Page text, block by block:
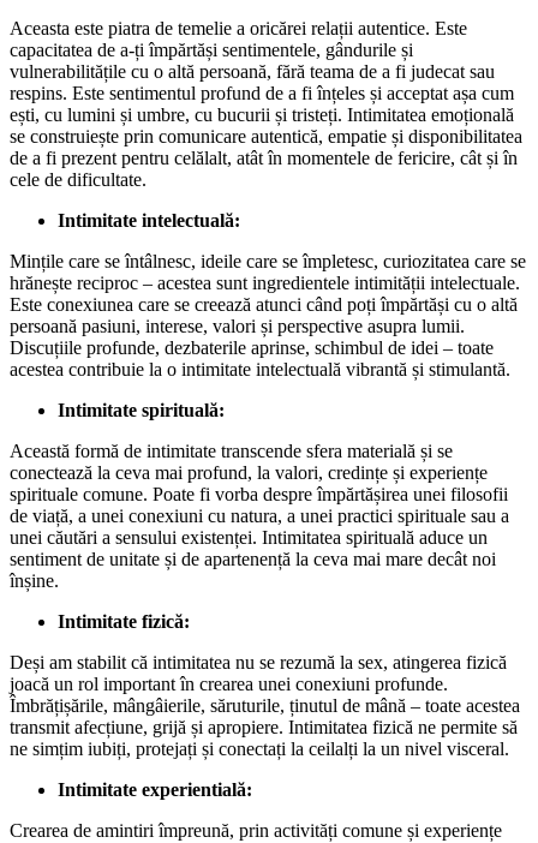
Aceasta este piatra de temelie a oricărei relații autentice. Este
capacitatea de a-ți împărtăși sentimentele, gândurile și
vulnerabilitățile cu o altă persoană, fără teama de a fi judecat sau
respins. Este sentimentul profund de a fi înțeles și acceptat așa cum
ești, cu lumini și umbre, cu bucurii și tristeți. Intimitatea emoțională
se construiește prin comunicare autentică, empatie și disponibilitatea
de a fi prezent pentru celălalt, atât în momentele de fericire, cât și în
cele de dificultate.
Intimitate intelectuală:
Mințile care se întâlnesc, ideile care se împletesc, curiozitatea care se
hrănește reciproc – acestea sunt ingredientele intimității intelectuale.
Este conexiunea care se creează atunci când poți împărtăși cu o altă
persoană pasiuni, interese, valori și perspective asupra lumii.
Discuțiile profunde, dezbaterile aprinse, schimbul de idei – toate
acestea contribuie la o intimitate intelectuală vibrantă și stimulantă.
Intimitate spirituală:
Această formă de intimitate transcende sfera materială și se
conectează la ceva mai profund, la valori, credințe și experiențe
spirituale comune. Poate fi vorba despre împărtășirea unei filosofii
de viață, a unei conexiuni cu natura, a unei practici spirituale sau a
unei căutări a sensului existenței. Intimitatea spirituală aduce un
sentiment de unitate și de apartenență la ceva mai mare decât noi
înșine.
Intimitate fizică:
Deși am stabilit că intimitatea nu se rezumă la sex, atingerea fizică
joacă un rol important în crearea unei conexiuni profunde.
Îmbrățișările, mângâierile, săruturile, ținutul de mână – toate acestea
transmit afecțiune, grijă și apropiere. Intimitatea fizică ne permite să
ne simțim iubiți, protejați și conectați la ceilalți la un nivel visceral.
Intimitate experientială:
Crearea de amintiri împreună, prin activități comune și experiențe